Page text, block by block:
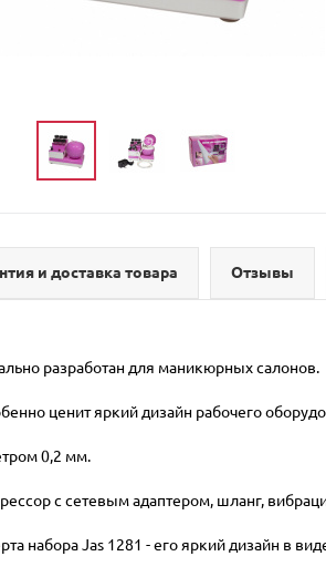
и доставка товара Отзывы
разработан для маникюрных салонов.
ценит яркий дизайн рабочего
0,2 мм.
c сетевым адаптером, шланг,
набора Jas 1281 - его яркий дизайн в